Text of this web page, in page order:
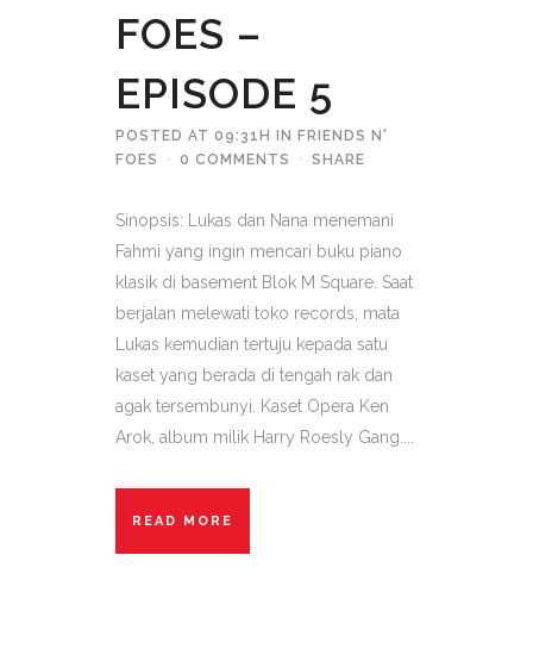
FOES –
EPISODE 5
POSTED AT 09:31H IN
FRIENDS N'
FOES
0 COMMENTS SHARE
Sinopsis: Lukas dan Nana menemani
Fahmi yang ingin mencari buku piano
klasik di basement Blok M Square. Saat
berjalan melewati toko records, mata
Lukas kemudian tertuju kepada satu
kaset yang berada di tengah rak dan
agak tersembunyi. Kaset Opera Ken
Arok, album milik Harry Roesly Gang....
READ MORE